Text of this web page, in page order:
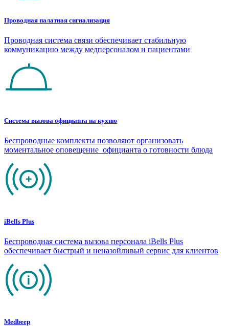
Проводная палатная сигнализация
Проводная система связи обеспечивает стабильную
коммуникацию между медперсоналом и пациентами
Система вызова официанта на кухню
Беспроводные комплекты позволяют организовать
моментальное оповещение официанта о готовности блюда
iBells Plus
Беспроводная система вызова персонала iBells Plus
обеспечивает быстрый и неназойливый сервис для клиентов
Medbeep